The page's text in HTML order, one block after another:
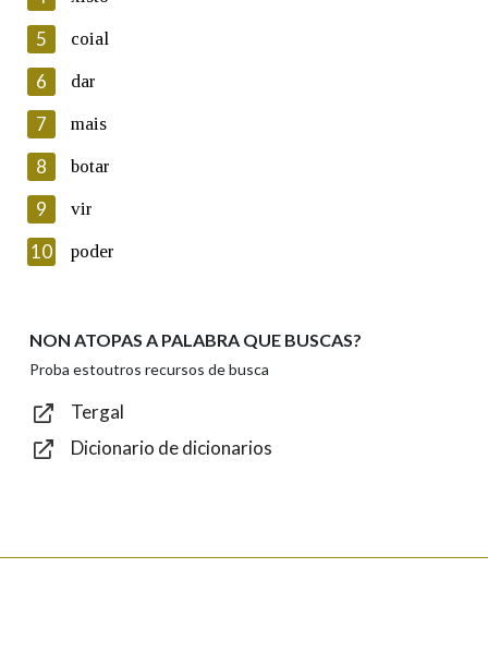
Lin e acepto as condicións da política de
Introduce o código que aparece na imaxe:
Texto de verificación
Enviar
5 coial
6 dar
7 mais
8 botar
9 vir
10 poder
NON ATOPAS A PALABRA QUE BUSCAS?
Proba estoutros recursos de busca
Tergal
Dicionario de dicionarios